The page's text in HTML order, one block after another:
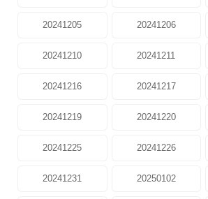
20241205 20241206
20241210 20241211
20241216 20241217
20241219 20241220
20241225 20241226
20241231 20250102